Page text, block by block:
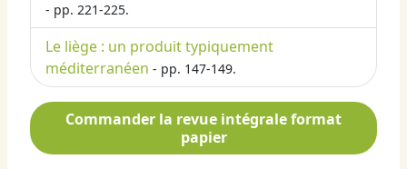
- pp. 221-225.
Le liège : un produit typiquement
méditerranéen - pp. 147-149.
Commander la revue intégrale format
papier